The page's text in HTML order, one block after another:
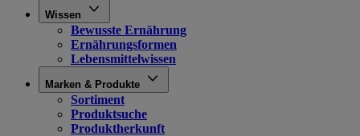
Wissen
Bewusste Ernährung
Ernährungsformen
Lebensmittelwissen
Marken & Produkte
Sortiment
Produktsuche
Produktherkunft